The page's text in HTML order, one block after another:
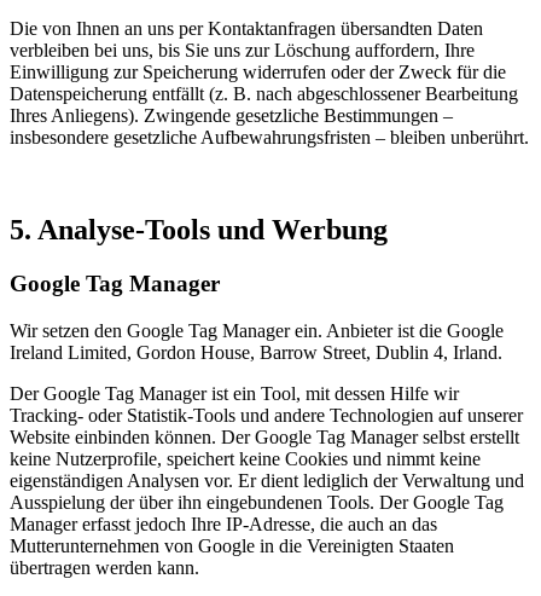
Die von Ihnen an uns per Kontaktanfragen übersandten Daten
verbleiben bei uns, bis Sie uns zur Löschung auffordern, Ihre
Einwilligung zur Speicherung widerrufen oder der Zweck für die
Datenspeicherung entfällt (z. B. nach abgeschlossener Bearbeitung
Ihres Anliegens). Zwingende gesetzliche Bestimmungen –
insbesondere gesetzliche Aufbewahrungsfristen – bleiben unberührt.
5. Analyse-Tools und Werbung
Google Tag Manager
Wir setzen den Google Tag Manager ein. Anbieter ist die Google
Ireland Limited, Gordon House, Barrow Street, Dublin 4, Irland.
Der Google Tag Manager ist ein Tool, mit dessen Hilfe wir
Tracking- oder Statistik-Tools und andere Technologien auf unserer
Website einbinden können. Der Google Tag Manager selbst erstellt
keine Nutzerprofile, speichert keine Cookies und nimmt keine
eigenständigen Analysen vor. Er dient lediglich der Verwaltung und
Ausspielung der über ihn eingebundenen Tools. Der Google Tag
Manager erfasst jedoch Ihre IP-Adresse, die auch an das
Mutterunternehmen von Google in die Vereinigten Staaten
übertragen werden kann.